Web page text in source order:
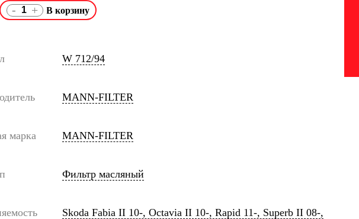
- +
W 712/94
MANN-FILTER
марка MANN-FILTER
Фильтр масляный
Skoda Fabia II 10-, Octavia II 10-, Rapid 11-, Superb II 08-,